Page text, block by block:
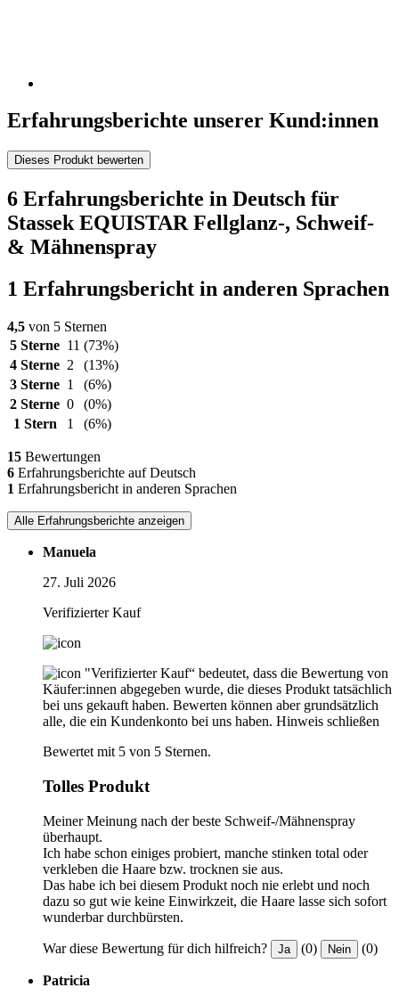
Erfahrungsberichte unserer Kund:innen
Dieses Produkt bewerten
6 Erfahrungsberichte in Deutsch für
Stassek EQUISTAR Fellglanz-, Schweif-
& Mähnenspray
1 Erfahrungsbericht in anderen Sprachen
4,5 von 5 Sternen
5 Sterne 11 (73%)
4 Sterne 2
(13%)
3 Sterne 1
(6%)
2 Sterne 0
(0%)
1 Stern
1 (6%)
15 Bewertungen
6 Erfahrungsberichte auf Deutsch
1 Erfahrungsbericht in anderen Sprachen
Alle Erfahrungsberichte anzeigen
Manuela
27. Juli 2026
Verifizierter Kauf
"Verifizierter Kauf“ bedeutet, dass die Bewertung von
Käufer:innen abgegeben wurde, die dieses Produkt tatsächlich
bei uns gekauft haben. Bewerten können aber grundsätzlich
alle, die ein Kundenkonto bei uns haben. Hinweis schließen
Bewertet mit 5 von 5 Sternen.
Tolles Produkt
Meiner Meinung nach der beste Schweif-/Mähnenspray
überhaupt.
Ich habe schon einiges probiert, manche stinken total oder
verkleben die Haare bzw. trocknen sie aus.
Das habe ich bei diesem Produkt noch nie erlebt und noch
dazu so gut wie keine Einwirkzeit, die Haare lasse sich sofort
wunderbar durchbürsten.
War diese Bewertung für dich hilfreich? Ja (0) Nein (0)
Patricia